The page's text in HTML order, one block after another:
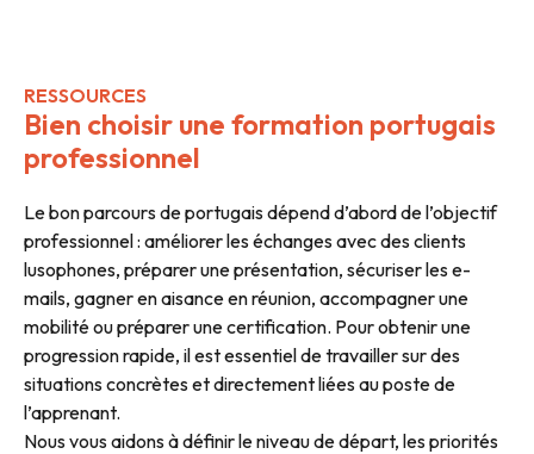
RESSOURCES
Bien choisir une formation portugais
professionnel
Le bon parcours de portugais dépend d’abord de l’objectif
professionnel : améliorer les échanges avec des clients
lusophones, préparer une présentation, sécuriser les e-
mails, gagner en aisance en réunion, accompagner une
mobilité ou préparer une certification. Pour obtenir une
progression rapide, il est essentiel de travailler sur des
situations concrètes et directement liées au poste de
l’apprenant.
Nous vous aidons à définir le niveau de départ, les priorités